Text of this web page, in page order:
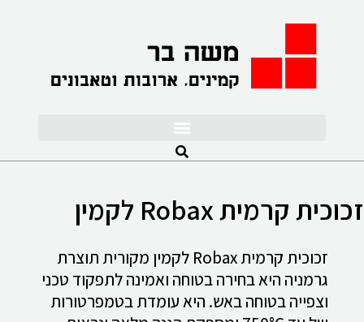
זכוכית קרמית Robax לקמין
זכוכית קרמית Robax לקמין מקורית תוצרת
גרמניה היא בחירה בטוחה ואמינה לתפקוד טכני
וצפייה בטוחה באש. היא עומדת בטמפרטורות